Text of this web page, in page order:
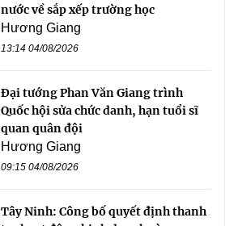
nước về sắp xếp trường học
Hương Giang
13:14 04/08/2026
Đại tướng Phan Văn Giang trình
Quốc hội sửa chức danh, hạn tuổi sĩ
quan quân đội
Hương Giang
09:15 04/08/2026
Tây Ninh: Công bố quyết định thanh